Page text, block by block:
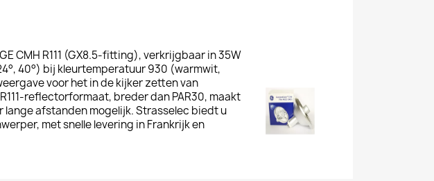
GE CMH R111 (GX8.5-fitting), verkrijgbaar in 35W
40°) bij kleurtemperatuur 930 (warmwit,
voor het in de kijker zetten van
reflectorformaat, breder dan PAR30, maakt
afstanden mogelijk. Strasselec biedt u
met snelle levering in Frankrijk en